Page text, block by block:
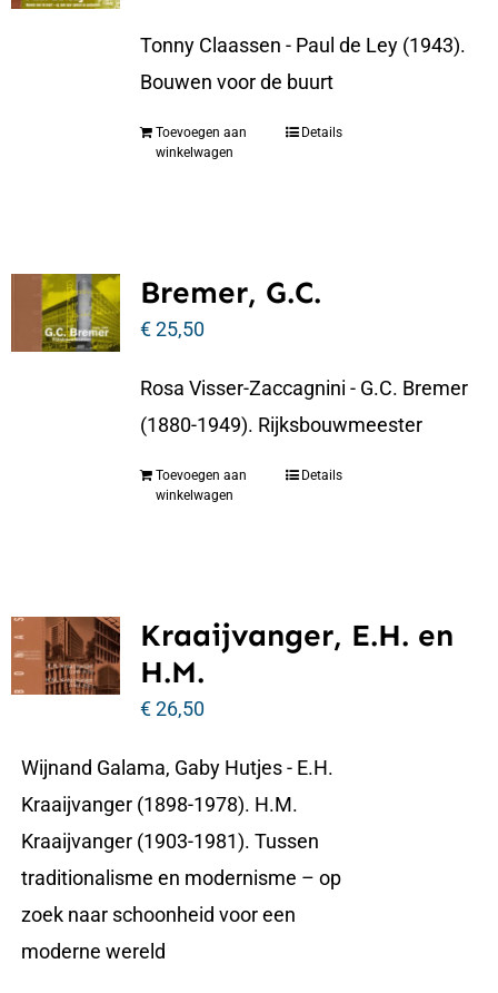
Tonny Claassen - Paul de Ley (1943).
Bouwen voor de buurt
Toevoegen aan
winkelwagen
Details
Bremer, G.C.
€25,50
Rosa Visser-Zaccagnini - G.C. Bremer
(1880-1949). Rijksbouwmeester
Toevoegen aan
winkelwagen
Details
Kraaijvanger, E.H. en
H.M.
€26,50
Wijnand Galama, Gaby Hutjes - E.H.
Kraaijvanger (1898-1978). H.M.
Kraaijvanger (1903-1981). Tussen
traditionalisme en modernisme – op
zoek naar schoonheid voor een
moderne wereld